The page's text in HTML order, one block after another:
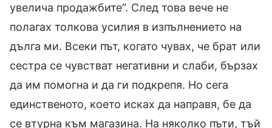
увелича продажбите“. След това вече не
полагах толкова усилия в изпълнението на
дълга ми. Всеки път, когато чувах, че брат или
сестра се чувстват негативни и слаби, бързах
да им помогна и да ги подкрепя. Но сега
единственото, което исках да направя, бе да
се втурна към магазина. На няколко пъти, тъй